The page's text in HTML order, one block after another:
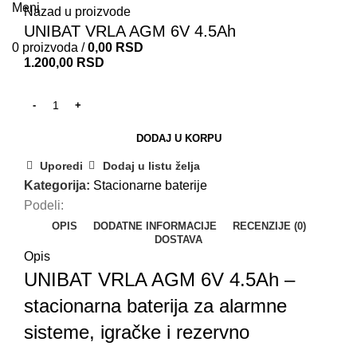
Meni
0 proizvoda / 0,00 RSD
Nazad u proizvode
UNIBAT VRLA AGM 6V 4.5Ah
1.200,00 RSD
DODAJ U KORPU
Uporedi Dodaj u listu želja
Kategorija: Stacionarne baterije
Podeli:
OPIS DODATNE INFORMACIJE
RECENZIJE (0)
DOSTAVA
Opis
UNIBAT VRLA AGM 6V 4.5Ah –
stacionarna baterija za alarmne
sisteme, igračke i rezervno